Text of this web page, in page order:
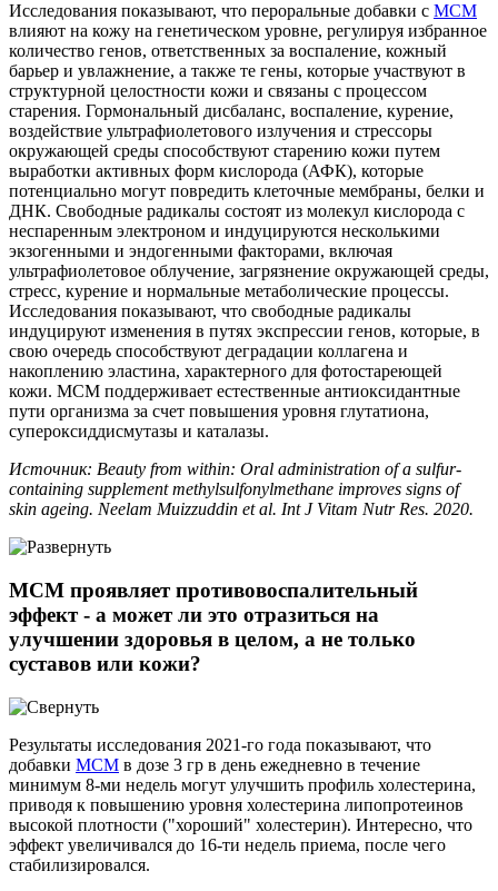
Исследования показывают, что пероральные добавки с МСМ
влияют на кожу на генетическом уровне, регулируя избранное
количество генов, ответственных за воспаление, кожный
барьер и увлажнение, а также те гены, которые участвуют в
структурной целостности кожи и связаны с процессом
старения. Гормональный дисбаланс, воспаление, курение,
воздействие ультрафиолетового излучения и стрессоры
окружающей среды способствуют старению кожи путем
выработки активных форм кислорода (АФК), которые
потенциально могут повредить клеточные мембраны, белки и
ДНК. Свободные радикалы состоят из молекул кислорода с
неспаренным электроном и индуцируются несколькими
экзогенными и эндогенными факторами, включая
ультрафиолетовое облучение, загрязнение окружающей среды,
стресс, курение и нормальные метаболические процессы.
Исследования показывают, что свободные радикалы
индуцируют изменения в путях экспрессии генов, которые, в
свою очередь способствуют деградации коллагена и
накоплению эластина, характерного для фотостареющей
кожи. МСМ поддерживает естественные антиоксидантные
пути организма за счет повышения уровня глутатиона,
супероксиддисмутазы и каталазы.
Источник: Beauty from within: Oral administration of a sulfur-
containing supplement methylsulfonylmethane improves signs of
skin ageing. Neelam Muizzuddin et al. Int J Vitam Nutr Res. 2020.
МСМ проявляет противовоспалительный
эффект - а может ли это отразиться на
улучшении здоровья в целом, а не только
суставов или кожи?
Результаты исследования 2021-го года показывают, что
добавки МСМ в дозе 3 гр в день ежедневно в течение
минимум 8-ми недель могут улучшить профиль холестерина,
приводя к повышению уровня холестерина липопротеинов
высокой плотности ("хороший" холестерин). Интересно, что
эффект увеличивался до 16-ти недель приема, после чего
стабилизировался.